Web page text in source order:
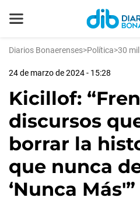
Diarios Bonaerenses>Política>30
24 de marzo de 2024 - 15:28
Kicillof:
discursos
borrar la
que nunca
‘Nunca Más'”